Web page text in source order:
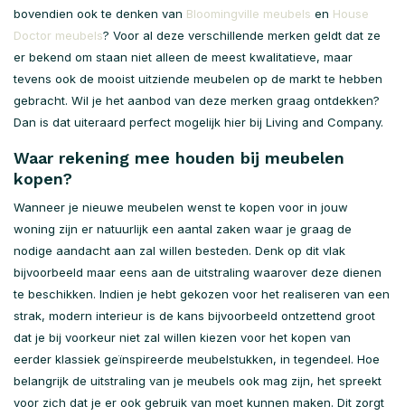
bovendien ook te denken van Bloomingville meubels en House
Doctor meubels? Voor al deze verschillende merken geldt dat ze
er bekend om staan niet alleen de meest kwalitatieve, maar
tevens ook de mooist uitziende meubelen op de markt te hebben
gebracht. Wil je het aanbod van deze merken graag ontdekken?
Dan is dat uiteraard perfect mogelijk hier bij Living and Company.
Waar rekening mee houden bij meubelen
kopen?
Wanneer je nieuwe meubelen wenst te kopen voor in jouw
woning zijn er natuurlijk een aantal zaken waar je graag de
nodige aandacht aan zal willen besteden. Denk op dit vlak
bijvoorbeeld maar eens aan de uitstraling waarover deze dienen
te beschikken. Indien je hebt gekozen voor het realiseren van een
strak, modern interieur is de kans bijvoorbeeld ontzettend groot
dat je bij voorkeur niet zal willen kiezen voor het kopen van
eerder klassiek geïnspireerde meubelstukken, in tegendeel. Hoe
belangrijk de uitstraling van je meubels ook mag zijn, het spreekt
voor zich dat je er ook gebruik van moet kunnen maken. Dit zorgt